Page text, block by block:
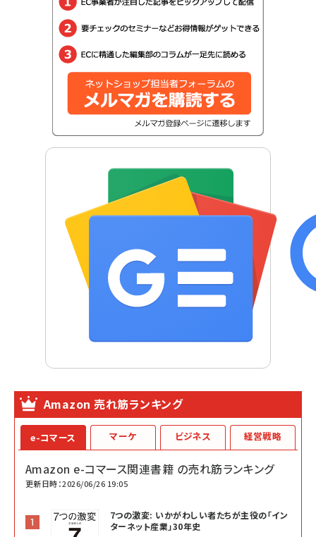
Amazon 売れ筋ランキング
e-コマース
Amazon e-コマース関連書籍 の売れ筋ランキング
更新日時：2026/06/26 19:05
7つの激変: いかがわしい者たちが主役の「イン
ターネット産業」30年史
マーケ ビジネス 経営戦略